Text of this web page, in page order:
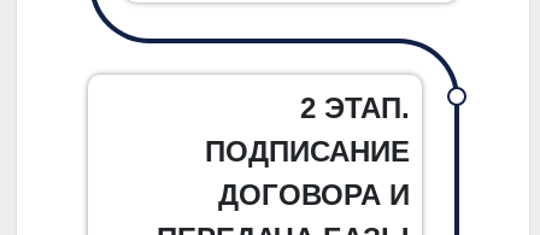
2 ЭТАП.
ПОДПИСАНИЕ
ДОГОВОРА И